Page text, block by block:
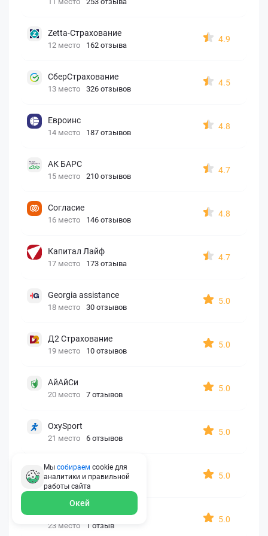
Zetta-Страхование
12 место 162 отзыва
4.9
СберСтрахование
13 место 326 отзывов
4.5
Евроинс
14 место 187 отзывов
4.8
АК БАРС
15 место 210 отзывов
4.7
Согласие
16 место 146 отзывов
4.8
Капитал Лайф
17 место 173 отзыва
4.7
Georgia assistance
18 место 30 отзывов
5.0
Д2 Страхование
19 место 10 отзывов
5.0
АйАйСи
20 место 7 отзывов
5.0
OxySport
21 место 6 отзывов
5.0
ERGO AXA
22 место 2 отзыва
5.0
Oxy Travel Premium
23 место 1 отзыв
5.0
Мы собираем cookie для
аналитики и правильной
работы сайта
Окей